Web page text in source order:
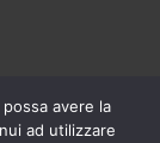
avere la
ad utilizzare